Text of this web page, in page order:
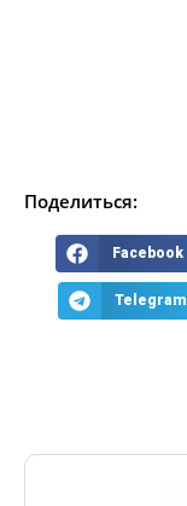
Поделиться:
Facebook
Telegram